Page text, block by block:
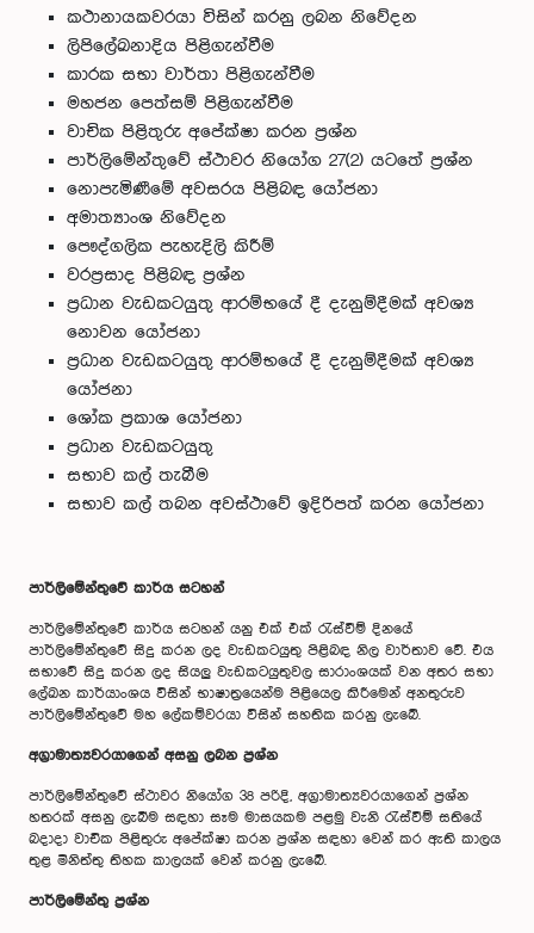
කථානායකවරයා විසින් කරනු ලබන නිවේදන
ලිපිලේඛනාදිය පිළිගැන්වීම
කාරක සභා වාර්තා පිළිගැන්වීම
මහජන පෙත්සම් පිළිගැන්වීම
වාචික පිළිතුරු අපේක්ෂා කරන ප‍්‍රශ්න
පාර්ලිමේන්තුවේ ස්ථාවර නියෝග 27(2) යටතේ ප්‍රශ්න
නොපැමිණීමේ අවසරය පිළිබඳ යෝජනා
අමාත්‍යාංශ නිවේදන
පෞද්ගලික පැහැදිලි කිරීම්
වරප‍්‍රසාද පිළිබඳ ප‍්‍රශ්න
ප‍්‍රධාන වැඩකටයුතු ආරම්භයේ දී දැනුම්දීමක් අවශ්‍ය
නොවන යෝජනා
ප‍්‍රධාන වැඩකටයුතු ආරම්භයේ දී දැනුම්දීමක් අවශ්‍ය
යෝජනා
ශෝක ප‍්‍රකාශ යෝජනා
ප‍්‍රධාන වැඩකටයුතු
සභාව කල් තැබීම
සභාව කල් තබන අවස්ථාවේ ඉදිරිපත් කරන යෝජනා
පාර්ලිමේන්තුවේ කාර්ය සටහන්
පාර්ලිමේන්තුවේ කාර්ය සටහන් යනු එක් එක් රැස්වීම් දිනයේ
පාර්ලිමේන්තුවේ සිදු කරන ලද වැඩකටයුතු පිළිබඳ නිල වාර්තාව වේ. එය
සභාවේ සිදු කරන ලද සියලු වැඩකටයුතුවල සාරාංශයක් වන අතර සභා
ලේඛන කාර්යාංශය විසින් භාෂාත්‍රයෙන්ම පිළියෙල කිරීමෙන් අනතුරුව
පාර්ලිමේන්තුවේ මහ ලේකම්වරයා විසින් සහතික කරනු ලැබේ.
අග‍්‍රාමාත්‍යවරයාගෙන් අසනු ලබන ප‍්‍රශ්න
පාර්ලිමේන්තුවේ ස්ථාවර නියෝග 38 පරිදි, අග‍්‍රාමාත්‍යවරයාගෙන් ප්‍රශ්න
හතරක් අසනු ලැබීම සඳහා සෑම මාසයකම පළමු වැනි රැස්වීම් සතියේ
බදාදා වාචික පිළිතුරු අපේක්ෂා කරන ප්‍රශ්න සඳහා වෙන් කර ඇති කාලය
තුළ මිනිත්තු තිහක කාලයක් වෙන් කරනු ලැබේ.
පාර්ලිමේන්තු ප්‍රශ්න